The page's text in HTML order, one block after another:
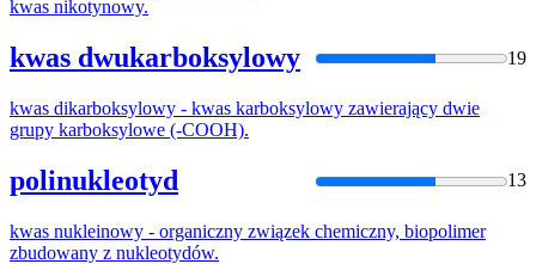
kwas nikotynowy.
kwas dwukarboksylowy 19
kwas dikarboksylowy - kwas karboksylowy zawierający dwie
grupy karboksylowe (-COOH).
polinukleotyd 13
kwas nukleinowy - organiczny związek chemiczny, biopolimer
zbudowany z nukleotydów.